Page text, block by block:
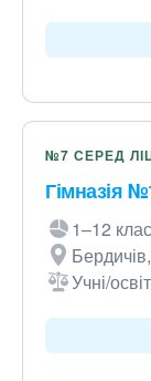
№7 СЕРЕД
Гімназія
1–12
Учні/